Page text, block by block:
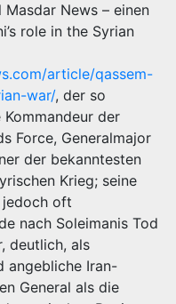
News – einen
role in the Syrian
article/qassem-
war/, der so
der
Force, Generalmajor
der bekanntesten
Krieg; seine
jedoch oft
nach Soleimanis Tod
deutlich, als
angebliche Iran-
General als die